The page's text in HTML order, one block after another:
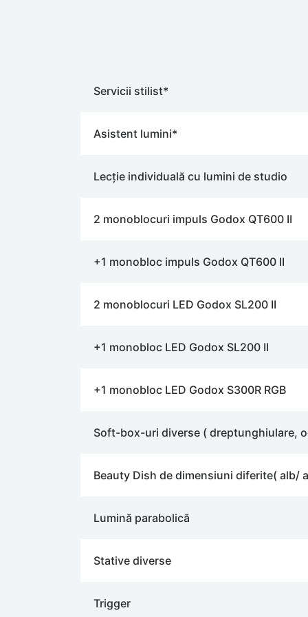
Servicii stilist*
Asistent lumini*
Lecție individuală cu lumini de studio
2 monoblocuri impuls Godox QT600 II
+1 monobloc impuls Godox QT600 II
2 monoblocuri LED Godox SL200 II
+1 monobloc LED Godox SL200 II
+1 monobloc LED Godox S300R RGB
Soft-box-uri diverse ( dreptunghiulare,
Beauty Dish de dimensiuni diferite( alb/
Lumină parabolică
Stative diverse
Trigger